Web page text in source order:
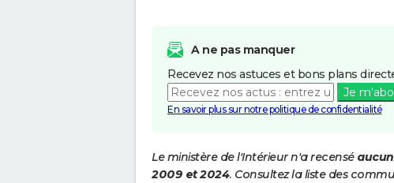
A ne pas manquer
Recevez nos astuces et bons plans
Je
En savoir plus sur notre politique de confidentialité
Le ministère de l'Intérieur n'a recensé
2009 et 2024. Consultez la liste des